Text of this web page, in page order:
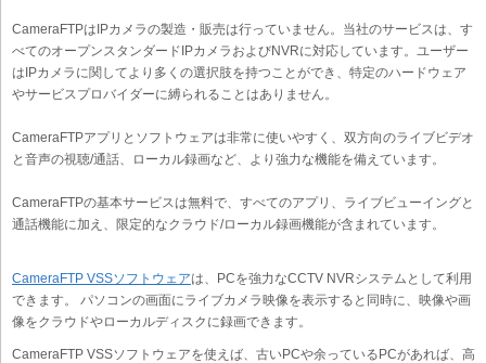
CameraFTPはIPカメラの製造・販売は行っていません。当社のサービスは、す
べてのオープンスタンダードIPカメラおよびNVRに対応しています。ユーザー
はIPカメラに関してより多くの選択肢を持つことができ、特定のハードウェア
やサービスプロバイダーに縛られることはありません。
CameraFTPアプリとソフトウェアは非常に使いやすく、双方向のライブビデオ
と音声の視聴/通話、ローカル録画など、より強力な機能を備えています。
CameraFTPの基本サービスは無料で、すべてのアプリ、ライブビューイングと
通話機能に加え、限定的なクラウド/ローカル録画機能が含まれています。
CameraFTP VSSソフトウェアは、PCを強力なCCTV NVRシステムとして利用
できます。 パソコンの画面にライブカメラ映像を表示すると同時に、映像や画
像をクラウドやローカルディスクに録画できます。
CameraFTP VSSソフトウェアを使えば、古いPCや余っているPCがあれば、高